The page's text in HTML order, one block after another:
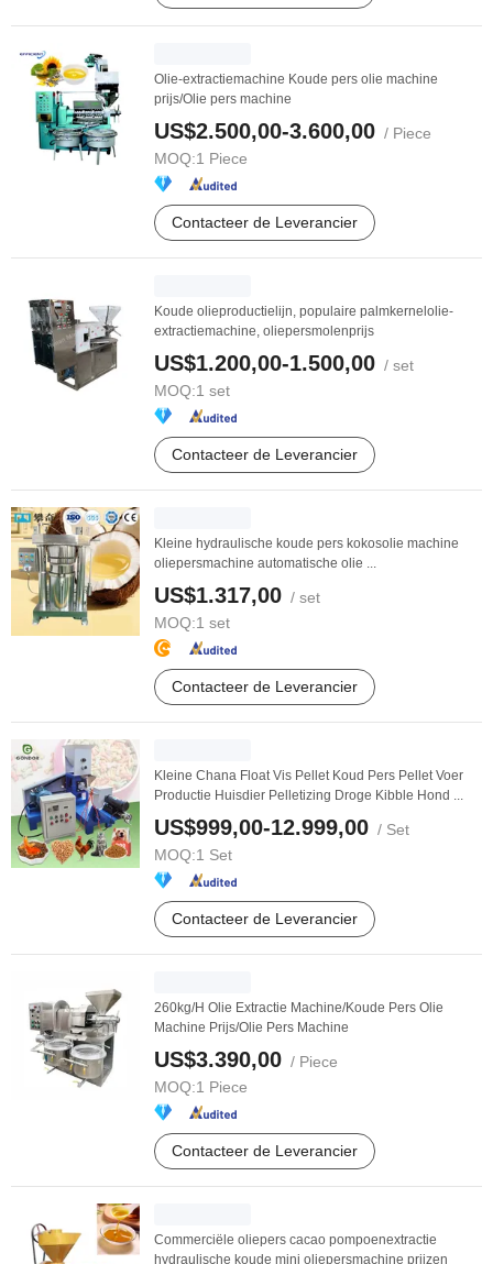
Olie-extractiemachine Koude pers olie machine
prijs/Olie pers machine
US$2.500,00-3.600,00 / Piece
MOQ:1 Piece
Contacteer de Leverancier
Koude olieproductielijn, populaire palmkernelolie-
extractiemachine, oliepersmolenprijs
US$1.200,00-1.500,00 / set
MOQ:1 set
Contacteer de Leverancier
Kleine hydraulische koude pers kokosolie machine
oliepersmachine automatische olie ...
US$1.317,00 / set
MOQ:1 set
Contacteer de Leverancier
Kleine Chana Float Vis Pellet Koud Pers Pellet Voer
Productie Huisdier Pelletizing Droge Kibble Hond ...
US$999,00-12.999,00 / Set
MOQ:1 Set
Contacteer de Leverancier
260kg/H Olie Extractie Machine/Koude Pers Olie
Machine Prijs/Olie Pers Machine
US$3.390,00 / Piece
MOQ:1 Piece
Contacteer de Leverancier
Commerciële oliepers cacao pompoenextractie
hydraulische koude mini oliepersmachine prijzen